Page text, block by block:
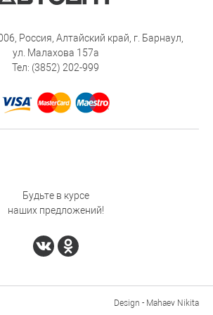
Россия, Алтайский край, г. Барнаул,
ул. Малахова 157а
Тел: (3852) 202-999
Будьте в курсе
наших предложений!
Design - Mahaev Nikita